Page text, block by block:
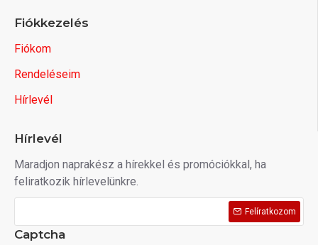
Fiókkezelés
Fiókom
Rendeléseim
Hírlevél
Hírlevél
Maradjon naprakész a hírekkel és promóciókkal, ha
feliratkozik hírlevelünkre.
Felíratkozom
Captcha